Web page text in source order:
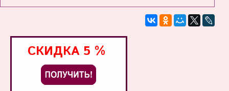
СКИДКА 5 %